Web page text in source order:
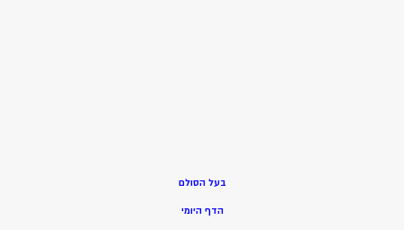
בעל הסולם
הדף היומי